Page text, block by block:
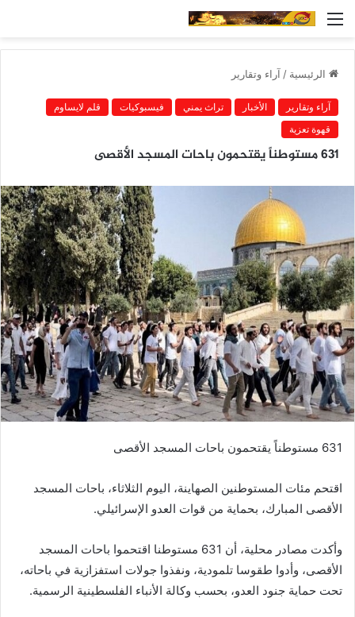
القائمة
الرئيسية / آراء وتقارير
آراء وتقارير الأخبار تراث يمني فيسبوكيات
قلم لايساوم
قهوة تعزية
631 مستوطناً يقتحمون باحات المسجد الأقصى
631 مستوطناً يقتحمون باحات المسجد الأقصى
اقتحم مئات المستوطنين الصهاينة، اليوم الثلاثاء، باحات المسجد
الأقصى المبارك، بحماية من قوات العدو الإسرائيلي.
وأكدت مصادر محلية، أن 631 مستوطنا اقتحموا باحات المسجد
الأقصى، وأدوا طقوسا تلمودية، ونفذوا جولات استفزازية في باحاته،
تحت حماية جنود العدو، بحسب وكالة الأنباء الفلسطينية الرسمية.